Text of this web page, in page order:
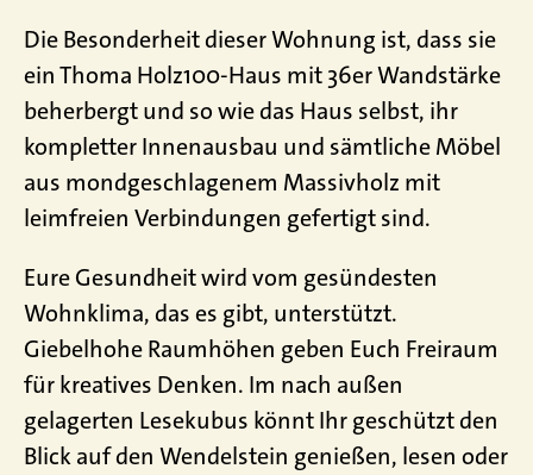
Die Besonderheit dieser Wohnung ist, dass sie
ein Thoma Holz100-Haus mit 36er Wandstärke
beherbergt und so wie das Haus selbst, ihr
kompletter Innenausbau und sämtliche Möbel
aus mondgeschlagenem Massivholz mit
leimfreien Verbindungen gefertigt sind.
Eure Gesundheit wird vom gesündesten
Wohnklima, das es gibt, unterstützt.
Giebelhohe Raumhöhen geben Euch Freiraum
für kreatives Denken. Im nach außen
gelagerten Lesekubus könnt Ihr geschützt den
Blick auf den Wendelstein genießen, lesen oder